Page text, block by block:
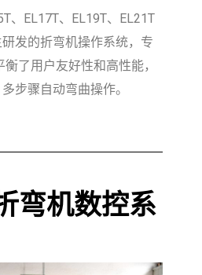
、EL17T、EL19T、EL21T
发的折弯机操作系统，专
衡了用户友好性和高性能，
步骤自动弯曲操作。
弯机数控系